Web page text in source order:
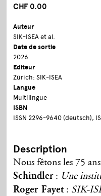
CHF 0.00
Auteur
SIK-ISEA et al.
Date de sortie
2026
Editeur
Zürich: SIK-ISEA
Langue
Multilingue
ISBN
ISSN 2296-9640 (deutsch),
Description
Nous fêtons les 75
Schindler: Une
Roger Fayet : SIK-